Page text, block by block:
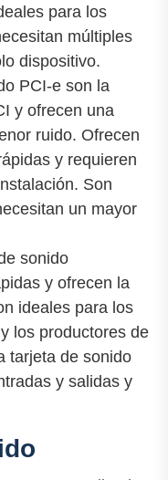
para los
múltiples
dispositivo.
PCI-e son la
y ofrecen una
ruido. Ofrecen
y requieren
Son
un mayor
sonido
y ofrecen la
ideales para los
los productores de
tarjeta de sonido
y salidas y